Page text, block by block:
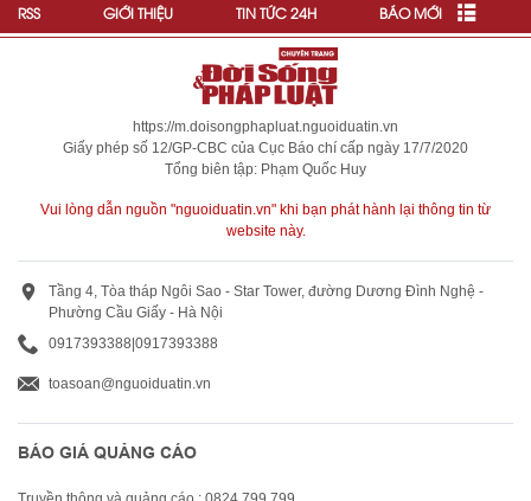
RSS GIỚI THIỆU TIN TỨC 24H BÁO MỚI
https://m.doisongphapluat.nguoiduatin.vn
Giấy phép số 12/GP-CBC của Cục Báo chí cấp ngày 17/7/2020
Tổng biên tập: Phạm Quốc Huy
Vui lòng dẫn nguồn "nguoiduatin.vn" khi bạn phát hành lại thông tin từ
website này.
Tầng 4, Tòa tháp Ngôi Sao - Star Tower, đường Dương Đình Nghệ -
Phường Cầu Giấy - Hà Nội
0917393388|0917393388
toasoan@nguoiduatin.vn
BÁO GIÁ QUẢNG CÁO